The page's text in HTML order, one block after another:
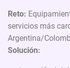
Reto:
servicios más
Argentina/
Solución: